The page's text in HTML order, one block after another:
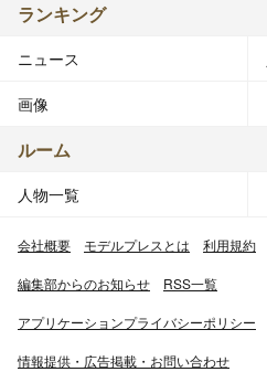
ランキング
ニュース
画像
ルーム
人物一覧
会社概要 モデルプレスとは 利用規約
編集部からのお知らせ RSS一覧
アプリケーションプライバシーポリシー
情報提供・広告掲載・お問い合わせ